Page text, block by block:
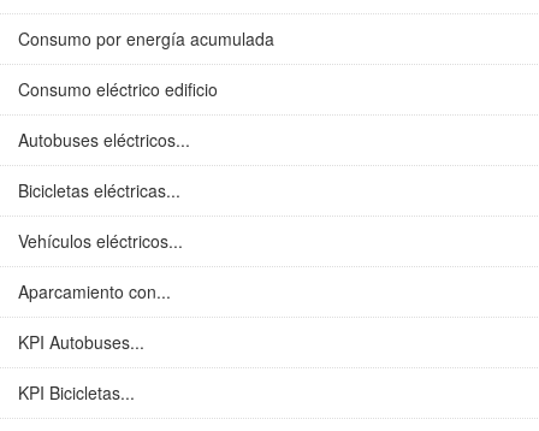
Consumo por energía acumulada
Consumo eléctrico edificio
Autobuses eléctricos...
Bicicletas eléctricas...
Vehículos eléctricos...
Aparcamiento con...
KPI Autobuses...
KPI Bicicletas...